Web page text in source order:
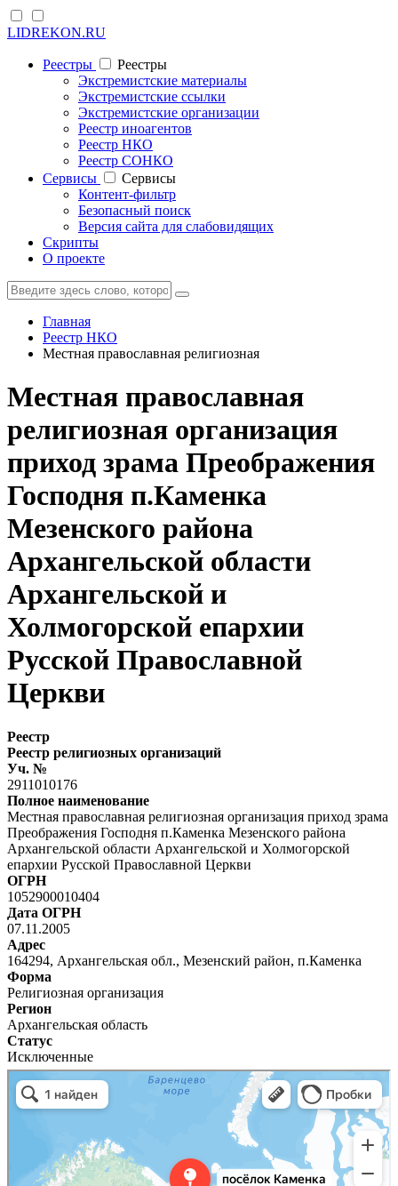
LIDREKON.RU
Реестры
Реестры
Экстремистские материалы
Экстремистские ссылки
Экстремистские организации
Реестр иноагентов
Реестр НКО
Реестр СОНКО
Cервисы
Cервисы
Контент-фильтр
Безопасный поиск
Версия сайта для слабовидящих
Скрипты
О проекте
Главная
Реестр НКО
Местная православная религиозная
Местная православная
религиозная организация
приход зрама Преображения
Господня п.Каменка
Мезенского района
Архангельской области
Архангельской и
Холмогорской епархии
Русской Православной
Церкви
Реестр
Реестр религиозных организаций
Уч. №
2911010176
Полное наименование
Местная православная религиозная организация приход зрама
Преображения Господня п.Каменка Мезенского района
Архангельской области Архангельской и Холмогорской
епархии Русской Православной Церкви
ОГРН
1052900010404
Дата ОГРН
07.11.2005
Адрес
164294, Архангельская обл., Мезенский район, п.Каменка
Форма
Религиозная организация
Регион
Архангельская область
Статус
Исключенные